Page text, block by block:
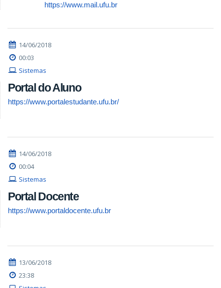
https://www.mail.ufu.br
14/06/2018
00:03
Sistemas
Portal do Aluno
https://www.portalestudante.ufu.br/
14/06/2018
00:04
Sistemas
Portal Docente
https://www.portaldocente.ufu.br
13/06/2018
23:38